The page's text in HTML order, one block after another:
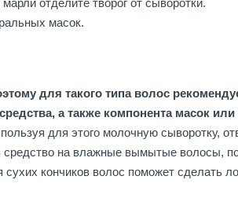
отделите творог от сыворотки.
масок.
для такого типа волос
а также компонента масок или
для этого молочную сыворотку,
средство на влажные вымытые волосы,
кончиков волос поможет сделать